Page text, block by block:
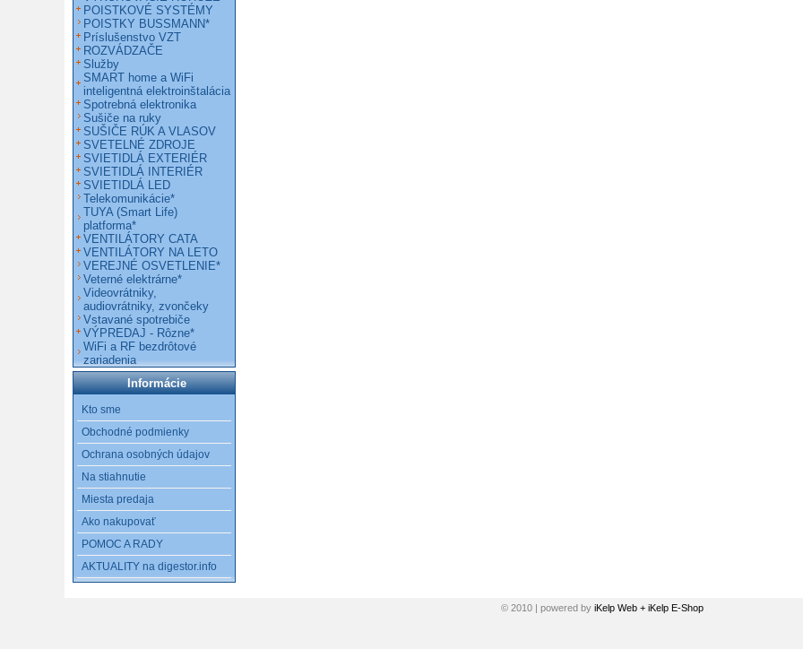
POISTKOVÉ SYSTÉMY
POISTKY BUSSMANN*
Príslušenstvo VZT
ROZVÁDZAČE
Služby
SMART home a WiFi
inteligentná elektroinštalácia
Spotrebná elektronika
Sušiče na ruky
SUŠIČE RÚK A VLASOV
SVETELNÉ ZDROJE
SVIETIDLÁ EXTERIÉR
SVIETIDLÁ INTERIÉR
SVIETIDLÁ LED
Telekomunikácie*
TUYA (Smart Life)
platforma*
VENTILÁTORY CATA
VENTILÁTORY NA LETO
VEREJNÉ OSVETLENIE*
Veterné elektrárne*
Videovrátniky,
audiovrátniky, zvončeky
Vstavané spotrebiče
VÝPREDAJ - Rôzne*
WiFi a RF bezdrôtové
zariadenia
Informácie
Kto sme
Obchodné podmienky
Ochrana osobných údajov
Na stiahnutie
Miesta predaja
Ako nakupovať
POMOC A RADY
AKTUALITY na digestor.info
© 2010 | powered by iKelp Web + iKelp E-Shop